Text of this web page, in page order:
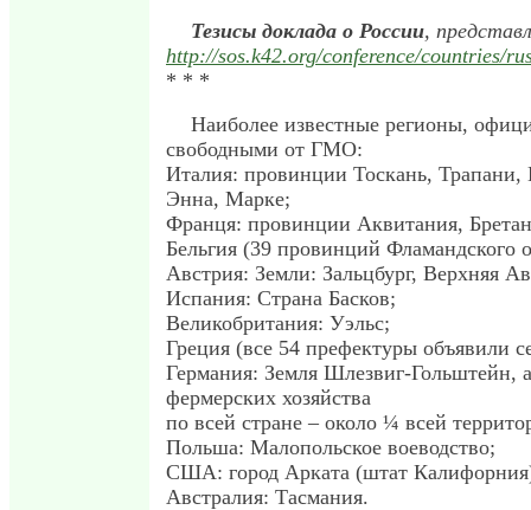
Тезисы доклада о России,
http://sos.k42.org/conference/countries/
* * *
Наиболее известные регионы,
свободными от ГМО:
Италия: провинции Тоскань, Трапани,
Энна, Марке;
Франця: провинции Аквитания,
Бельгия (39 провинций
Австрия: Земли: Зальцбург, Верхняя
Испания: Страна Басков;
Великобритания: Уэльс;
Греция (все 54 префектуры объявили
Германия: Земля Шлезвиг-Гольштейн,
фермерских хозяйства
по всей стране – около ¼ всей
Польша: Малопольское воеводство;
США: город Арката (штат
Австралия: Тасмания.